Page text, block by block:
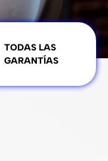
TODAS LAS
GARANTÍAS